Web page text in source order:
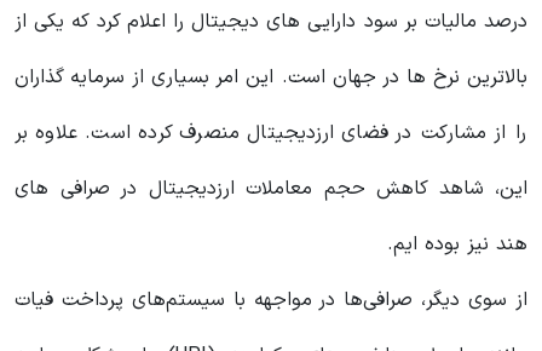
درصد مالیات بر سود دارایی های دیجیتال را اعلام کرد که یکی از
بالاترین نرخ ها در جهان است. این امر بسیاری از سرمایه گذاران
را از مشارکت در فضای ارزدیجیتال منصرف کرده است. علاوه بر
این، شاهد کاهش حجم معاملات ارزدیجیتال در صرافی های
هند نیز بوده ایم.
از سوی دیگر، صرافی‌ها در مواجهه با سیستم‌های پرداخت فیات